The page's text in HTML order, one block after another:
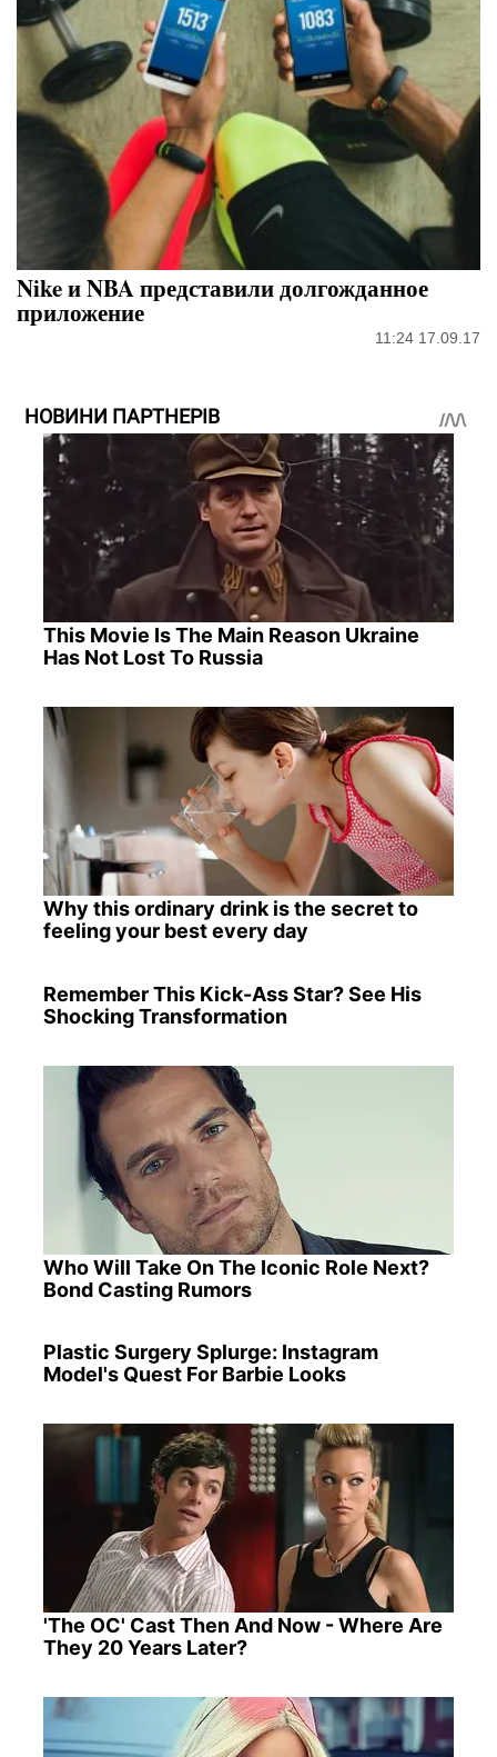
Nike и NBA представили долгожданное
приложение
11:24 17.09.17
НОВИНИ ПАРТНЕРІВ
This Movie Is The Main Reason Ukraine
Has Not Lost To Russia
Why this ordinary drink is the secret to
feeling your best every day
Remember This Kick-Ass Star? See His
Shocking Transformation
Who Will Take On The Iconic Role Next?
Bond Casting Rumors
Plastic Surgery Splurge: Instagram
Model's Quest For Barbie Looks
'The OC' Cast Then And Now - Where Are
They 20 Years Later?